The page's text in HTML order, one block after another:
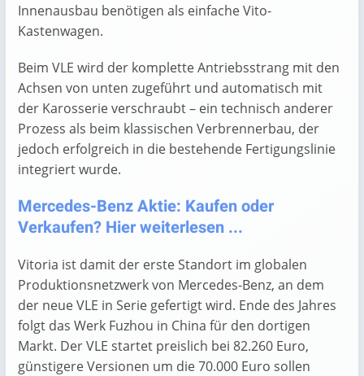
Innenausbau benötigen als einfache Vito-
Kastenwagen.
Beim VLE wird der komplette Antriebsstrang mit den
Achsen von unten zugeführt und automatisch mit
der Karosserie verschraubt – ein technisch anderer
Prozess als beim klassischen Verbrennerbau, der
jedoch erfolgreich in die bestehende Fertigungslinie
integriert wurde.
Mercedes-Benz Aktie: Kaufen oder
Verkaufen? Hier weiterlesen ...
Vitoria ist damit der erste Standort im globalen
Produktionsnetzwerk von Mercedes-Benz, an dem
der neue VLE in Serie gefertigt wird. Ende des Jahres
folgt das Werk Fuzhou in China für den dortigen
Markt. Der VLE startet preislich bei 82.260 Euro,
günstigere Versionen um die 70.000 Euro sollen